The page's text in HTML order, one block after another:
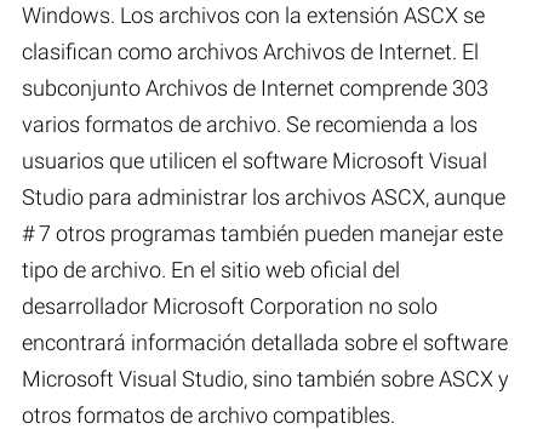
Windows. Los archivos con la extensión ASCX se
clasifican como archivos Archivos de Internet. El
subconjunto Archivos de Internet comprende 303
varios formatos de archivo. Se recomienda a los
usuarios que utilicen el software Microsoft Visual
Studio para administrar los archivos ASCX, aunque
# 7 otros programas también pueden manejar este
tipo de archivo. En el sitio web oficial del
desarrollador Microsoft Corporation no solo
encontrará información detallada sobre el software
Microsoft Visual Studio, sino también sobre ASCX y
otros formatos de archivo compatibles.